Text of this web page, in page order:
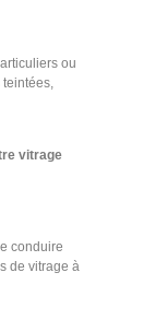
ou
vitrage
conduire
de vitrage à